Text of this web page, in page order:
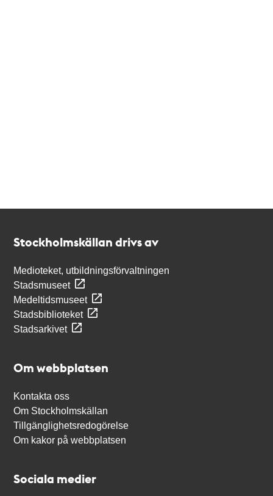
Stockholmskällan drivs av
Medioteket, utbildningsförvaltningen
Stadsmuseet
Medeltidsmuseet
Stadsbiblioteket
Stadsarkivet
Om webbplatsen
Kontakta oss
Om Stockholmskällan
Tillgänglighetsredogörelse
Om kakor på webbplatsen
Sociala medier